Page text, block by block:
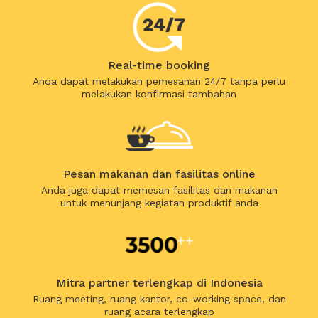
Real-time booking
Anda dapat melakukan pemesanan 24/7 tanpa perlu
melakukan konfirmasi tambahan
Pesan makanan dan fasilitas online
Anda juga dapat memesan fasilitas dan makanan
untuk menunjang kegiatan produktif anda
Mitra partner terlengkap di Indonesia
Ruang meeting, ruang kantor, co-working space, dan
ruang acara terlengkap